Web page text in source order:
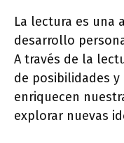
La lectura es una
desarrollo
A través de la
de posibilidades
enriquecen
explorar nuevas